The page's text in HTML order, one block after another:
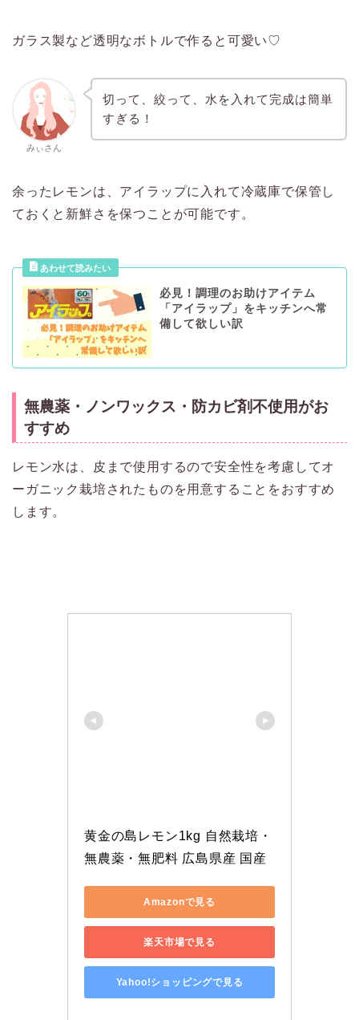
ガラス製など透明なボトルで作ると可愛い♡
みぃさん
切って、絞って、水を入れて完成は簡単
すぎる！
余ったレモンは、アイラップに入れて冷蔵庫で保管し
ておくと新鮮さを保つことが可能です。
必見！調理のお助けアイテム
「アイラップ」をキッチンへ常
備して欲しい訳
無農薬・ノンワックス・防カビ剤不使用がお
すすめ
レモン水は、皮まで使用するので安全性を考慮してオ
ーガニック栽培されたものを用意することをおすすめ
します。
黄金の島レモン1kg 自然栽培・
無農薬・無肥料 広島県産 国産
Amazonで見る
楽天市場で見る
Yahoo!ショッピングで見る